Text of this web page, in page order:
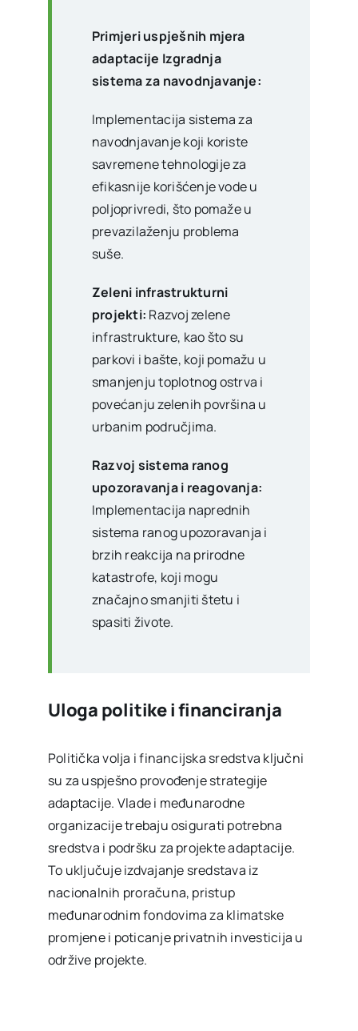
Primjeri uspješnih mjera
adaptacije Izgradnja
sistema za navodnjavanje:
Implementacija sistema za
navodnjavanje koji koriste
savremene tehnologije za
efikasnije korišćenje vode u
poljoprivredi, što pomaže u
prevazilaženju problema
suše.
Zeleni infrastrukturni
projekti: Razvoj zelene
infrastrukture, kao što su
parkovi i bašte, koji pomažu u
smanjenju toplotnog ostrva i
povećanju zelenih površina u
urbanim područjima.
Razvoj sistema ranog
upozoravanja i reagovanja:
Implementacija naprednih
sistema ranog upozoravanja i
brzih reakcija na prirodne
katastrofe, koji mogu
značajno smanjiti štetu i
spasiti živote.
Uloga politike i financiranja
Politička volja i financijska sredstva ključni
su za uspješno provođenje strategije
adaptacije. Vlade i međunarodne
organizacije trebaju osigurati potrebna
sredstva i podršku za projekte adaptacije.
To uključuje izdvajanje sredstava iz
nacionalnih proračuna, pristup
međunarodnim fondovima za klimatske
promjene i poticanje privatnih investicija u
održive projekte.